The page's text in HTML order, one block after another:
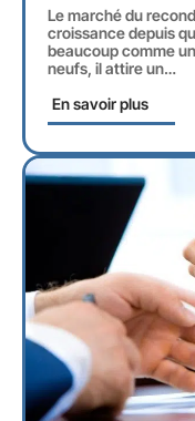
Le marché du
croissance depuis
beaucoup comme
neufs, il attire un…
En savoir plus